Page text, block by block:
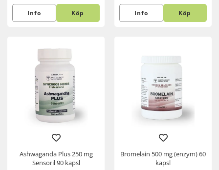
Info Köp Info Köp
Ashwaganda Plus 250 mg
Sensoril 90 kapsl
Bromelain 500 mg (enzym) 60
kapsl